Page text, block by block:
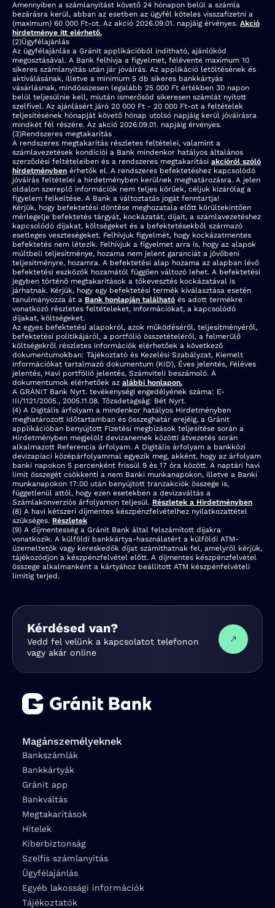
Amennyiben a számlanyitást követő 24 hónapon belül a számla
bezárásra kerül, abban az esetben az ügyfél köteles visszafizetni a
(maximum) 60 000 Ft-ot. Az akció 2026.09.01. napjáig érvényes. Akció
hirdetménye itt elérhető.
(2)Ügyfélajánlás
Az ügyfélajánlás a Gránit applikációból indítható, ajánlókód
megosztásával. A Bank felhívja a figyelmet, félévente maximum 10
sikeres számlanyitás után jár jóváírás. Az applikáció letöltésének és
aktiválásának, illetve a minimum 5 db sikeres bankkártyás
vásárlásnak, mindösszesen legalább 25 000 Ft értékben 30 napon
belül teljesülnie kell, miután ismerősöd sikeresen számlát nyitott
szelfivel. Az ajánlásért járó 20 000 Ft - 20 000 Ft-ot a feltételek
teljesítésének hónapját követő hónap utolsó napjáig kerül jóváírásra
mindkét fél részére. Az akció 2026.09.01. napjáig érvényes.
(3)Rendszeres megtakarítás
A rendszeres megtakarítás részletes feltételei, valamint a
számlavezetések kondíciói a Bank mindenkor hatályos általános
szerződési feltételeiben és a rendszeres megtakarítási akcióról szóló
hirdetményben érhetők el. A rendszeres befektetéshez kapcsolódó
jóváírás feltételei a hirdetményben kerülnek meghatározásra. A jelen
oldalon szereplő információk nem teljes körűek, céljuk kizárólag a
figyelem felkeltése. A Bank a változtatás jogát fenntartja!
Kérjük, hogy befektetési döntése meghozatala előtt körültekintően
mérlegelje befektetés tárgyát, kockázatát, díjait, a számlavezetéshez
kapcsolódó díjakat, költségeket és a befektetésekből származó
esetleges veszteségeket. Felhívjuk figyelmét, hogy kockázatmentes
befektetés nem létezik. Felhívjuk a figyelmet arra is, hogy az alapok
múltbeli teljesítménye, hozama nem jelent garanciát a jövőbeni
teljesítményre, hozamra. A befektetési alap hozama az alapban lévő
befektetési eszközök hozamától függően változó lehet. A befektetési
jegyben történő megtakarítások a tőkevesztés kockázatával is
járhatnak. Kérjük, hogy egy befektetési termék kiválasztása esetén
tanulmányozza át a Bank honlapján található és adott termékre
vonatkozó részletes feltételeket, információkat, a kapcsolódó
díjakat, költségeket.
Az egyes befektetési alapokról, azok működéséről, teljesítményéről,
befektetési politikájáról, a portfólió összetételéről, a felmerülő
költségekről részletes információk elérhetőek a következő
dokumentumokban: Tájékoztató és Kezelési Szabályzat, Kiemelt
információkat tartalmazó dokumentum (KID), Éves jelentés, Féléves
jelentés, Havi portfólió jelentés, Számviteli beszámoló. A
dokumentumok elérhetőek az alábbi honlapon.
A GRÁNIT Bank Nyrt. tevékenységi engedélyének száma: E-
III/1121/2005., 2005.11.08. Tőzsdetagság: Bét Nyrt.
(4) A Digitális árfolyam a mindenkor hatályos Hirdetményben
meghatározott időtartamban és összeghatár erejéig, a Gránit
applikációban benyújtott Fizetési megbízások teljesítése során a
Hirdetményben megjelölt devizanemek közötti átvezetés során
alkalmazott Referencia árfolyam. A Digitális árfolyam a bankközi
devizapiaci középárfolyammal egyezik meg, akként, hogy az árfolyam
banki napokon 5 percenként frissül 9 és 17 óra között. A naptári havi
limit összegét csökkenti a nem Banki munkanapokon, illetve a Banki
munkanapokon 17:00 után benyújtott tranzakciók összege is,
függetlenül attól, hogy ezen esetekben a devizaváltás a
Számlakonverziós árfolyamon teljesül. Részletek a Hirdetményben
(8) A havi kétszeri díjmentes készpénzfelvételhez nyilatkozattétel
szükséges. Részletek
(9) A díjmentesség a Gránit Bank által felszámított díjakra
vonatkozik. A külföldi bankkártya-használatért a külföldi ATM-
üzemeltetők vagy kereskedők díjat számíthatnak fel, amelyről kérjük,
tájékozódjon a készpénzfelvétel előtt. A díjmentes készpénzfelvétel
összege alkalmanként a kártyához beállított ATM készpénfelvételi
limitig terjed.
Kérdésed van?
Vedd fel velünk a kapcsolatot telefonon
vagy akár online
Magánszemélyeknek
Bankszámlák
Bankkártyák
Gránit app
Bankváltás
Megtakarítások
Hitelek
Kiberbiztonság
Szelfis számlanyitás
Ügyfélajánlás
Egyéb lakossági információk
Tájékoztatók